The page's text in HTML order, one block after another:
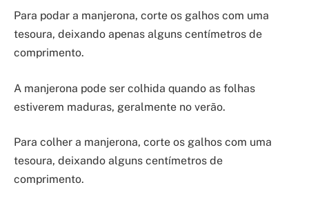
Para podar a manjerona, corte os galhos com uma
tesoura, deixando apenas alguns centímetros de
comprimento.
A manjerona pode ser colhida quando as folhas
estiverem maduras, geralmente no verão.
Para colher a manjerona, corte os galhos com uma
tesoura, deixando alguns centímetros de
comprimento.